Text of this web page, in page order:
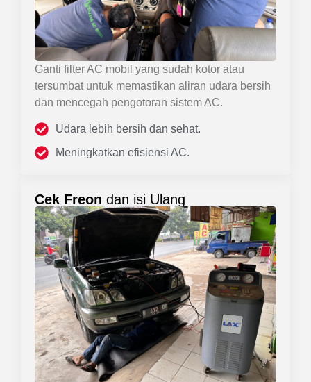
Ganti filter AC mobil yang sudah kotor atau
tersumbat untuk memastikan aliran udara bersih
dan mencegah pengotoran sistem AC.
Udara lebih bersih dan sehat.
Meningkatkan efisiensi AC.
Cek Freon dan isi Ulang